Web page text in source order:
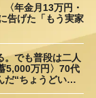
〈年金月13万円・
告げた「もう実家
。でも普段は二人
5,000万円〉70代
だ“ちょうどいい